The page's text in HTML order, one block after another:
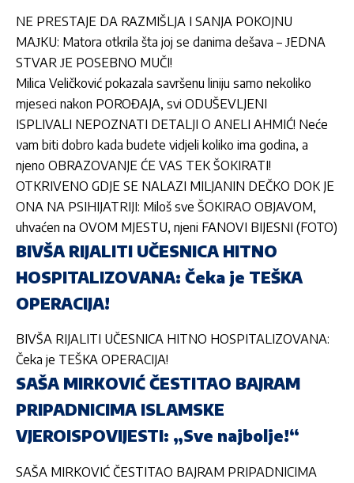
NE PRESTAJE DA RAZMIŠLJA I SANJA POKOJNU
MAЈKU: Matora otkrila šta joj se danima dešava – ЈEDNA
STVAR ЈE POSEBNO MUČI!
Milica Veličković pokazala savršenu liniju samo nekoliko
mjeseci nakon POROĐAJA, svi ODUŠEVLJENI
ISPLIVALI NEPOZNATI DETALJI O ANELI AHMIĆ! Neće
vam biti dobro kada budete vidjeli koliko ima godina, a
njeno OBRAZOVANJE ĆE VAS TEK ŠOKIRATI!
OTKRIVENO GDJE SE NALAZI MILJANIN DEČKO DOK JE
ONA NA PSIHIJATRIJI: Miloš sve ŠOKIRAO OBJAVOM,
uhvaćen na OVOM MJESTU, njeni FANOVI BIJESNI (FOTO)
BIVŠA RIJALITI UČESNICA HITNO
HOSPITALIZOVANA: Čeka je TEŠKA
OPERACIJA!
BIVŠA RIJALITI UČESNICA HITNO HOSPITALIZOVANA:
Čeka je TEŠKA OPERACIJA!
SAŠA MIRKOVIĆ ČESTITAO BAJRAM
PRIPADNICIMA ISLAMSKE
VJEROISPOVIJESTI: „Sve najbolje!“
SAŠA MIRKOVIĆ ČESTITAO BAJRAM PRIPADNICIMA